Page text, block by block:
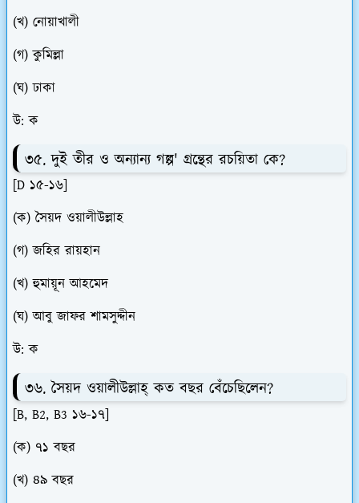
(খ) নোয়াখালী
(গ) কুমিল্লা
(ঘ) ঢাকা
উ: ক
৩৫. দুই তীর ও অন্যান্য গল্প' গ্রন্থের রচয়িতা কে?
[D ১৫-১৬]
(ক) সৈয়দ ওয়ালীউল্লাহ
(গ) জহির রায়হান
(খ) হুমায়ূন আহমেদ
(ঘ) আবু জাফর শামসুদ্দীন
উ: ক
৩৬. সৈয়দ ওয়ালীউল্লাহ্ কত বছর বেঁচেছিলেন?
[B, B2, B3 ১৬-১৭]
(ক) ৭১ বছর
(খ) ৪৯ বছর